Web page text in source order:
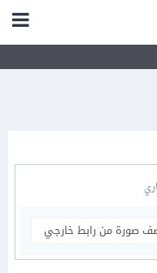
صورة من رابط خارجي